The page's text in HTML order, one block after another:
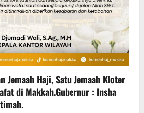
Jemaah Haji, Satu Jemaah Kloter
di Makkah.Gubernur : Insha